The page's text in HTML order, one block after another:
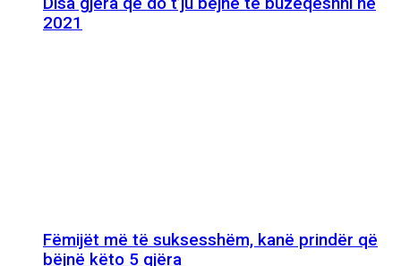
2021
Fëmijët më të suksesshëm, kanë prindër që
bëjnë këto 5 gjëra